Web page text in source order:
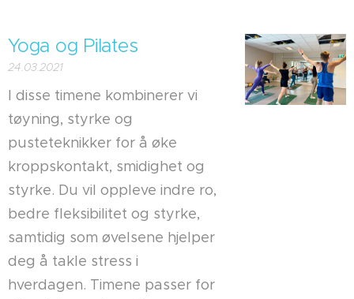
Yoga og Pilates
24.03.2021
I disse timene kombinerer vi
tøyning, styrke og
pusteteknikker for å øke
kroppskontakt, smidighet og
styrke. Du vil oppleve indre ro,
bedre fleksibilitet og styrke,
samtidig som øvelsene hjelper
deg å takle stress i
hverdagen. Timene passer for